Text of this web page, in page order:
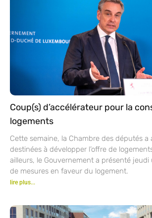
Coup(s) d’accélérateur pour la
logements
Cette semaine, la Chambre des députés a
destinées à développer l’offre de
ailleurs, le Gouvernement a présenté
de mesures en faveur du logement.
lire plus...